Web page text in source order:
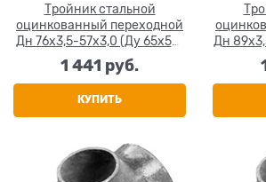
Тройник стальной
оцинкованный переходной
Дн 76x3,5-57х3,0 (Ду 65х50)
бесшовный ГОСТ 17376-2001
1 441 руб.
КУПИТЬ
Дн